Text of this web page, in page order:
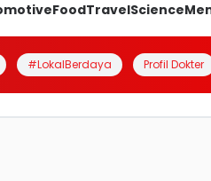
FoodTravelScience
#LokalBerdaya Profil Dokter